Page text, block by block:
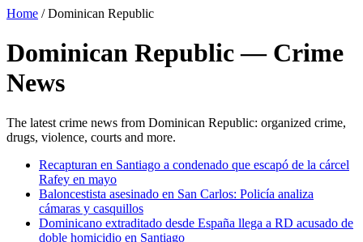
Home /Dominican Republic
Dominican Republic — Crime
News
The latest crime news from Dominican Republic: organized crime,
drugs, violence, courts and more.
Recapturan en Santiago a condenado que escapó de la cárcel
Rafey en mayo
Baloncestista asesinado en San Carlos: Policía analiza
cámaras y casquillos
Dominicano extraditado desde España llega a RD acusado de
doble homicidio en Santiago